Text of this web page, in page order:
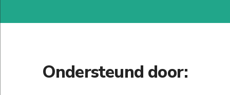
Ondersteund door: